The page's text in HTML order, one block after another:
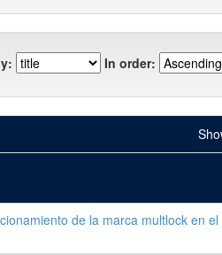
In order:
de la marca multlock en